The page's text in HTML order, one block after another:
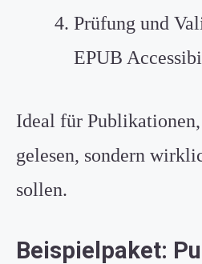
Prüfung und
EPUB
Ideal für
gelesen, sondern
sollen.
Beispielpaket: